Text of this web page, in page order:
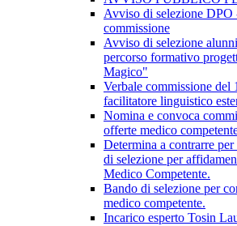
Avviso di selezione DPO
commissione
Avviso di selezione
percorso formativo
Magico"
Verbale commissione del
facilitatore linguistico
Nomina e convoca
offerte medico
Determina a contrarre
di selezione per
Medico Competente.
Bando di selezione per
medico competente.
Incarico esperto Tosin